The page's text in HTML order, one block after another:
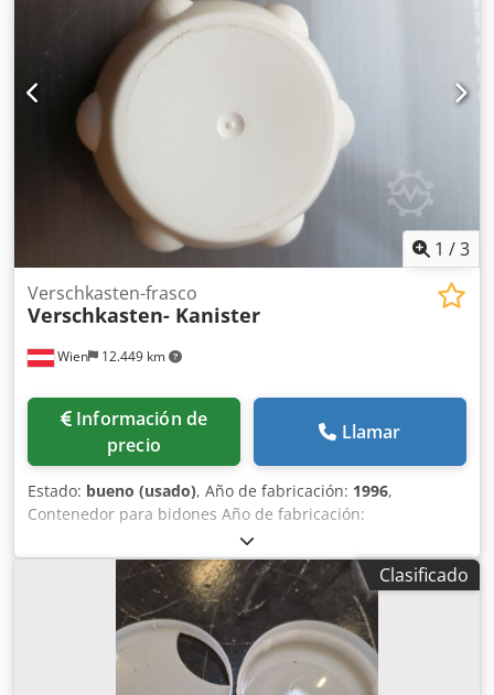
1 /3
Wien 12.449 km
Verschkasten-frasco
Verschkasten- Kanister
Información de
precio
Llamar
Estado: bueno (usado), Año de fabricación: 1996,
Contenedor para bidones Año de fabricación:
aproximadamente 1996 De un solo compartimento
Cedpfjdqb Ahjx Al Tsrf
Clasificado